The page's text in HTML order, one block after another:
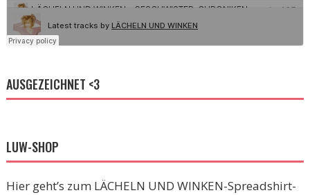
AUSGEZEICHNET <3
LUW-SHOP
Hier geht’s zum LÄCHELN UND WINKEN-Spreadshirt-